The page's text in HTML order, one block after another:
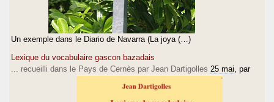
Un exemple dans le Diario de Navarra (La joya (…)
Lexique du vocabulaire gascon bazadais
... recueilli dans le Pays de Cernès par Jean Dartigolles 25 mai , par